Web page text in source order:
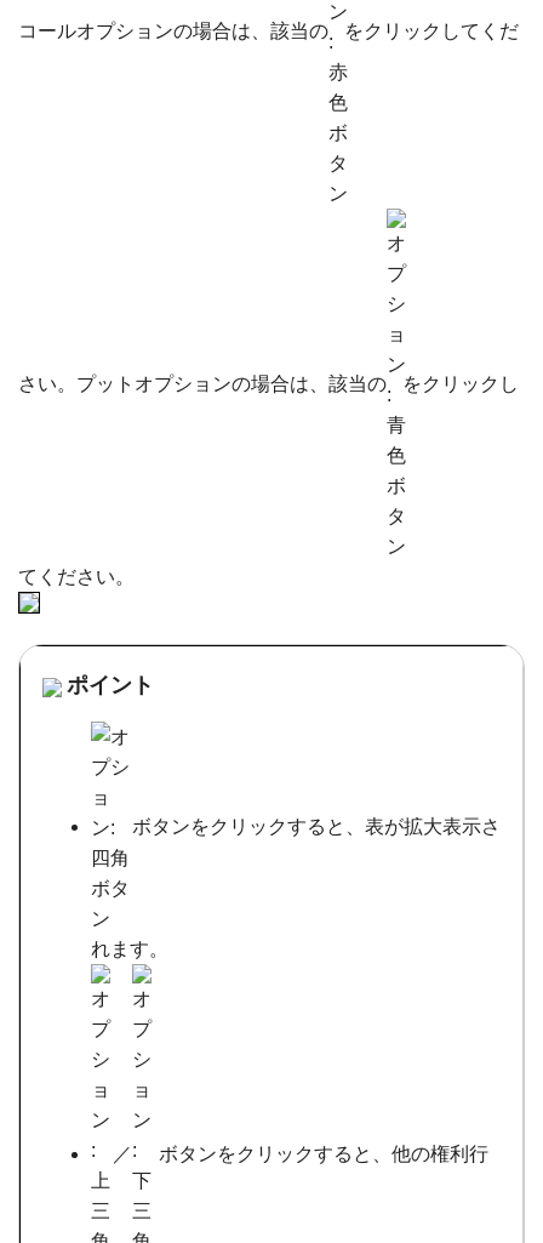
コールオプションの場合は、該当の をクリックしてくだ
さい。プットオプションの場合は、該当の をクリックし
てください。
ポイント
ボタンをクリックすると、表が拡大表示さ
れます。
／ ボタンをクリックすると、他の権利行